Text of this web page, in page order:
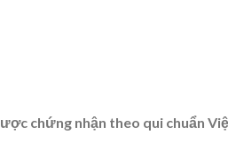
chứng nhận theo qui chuẩn